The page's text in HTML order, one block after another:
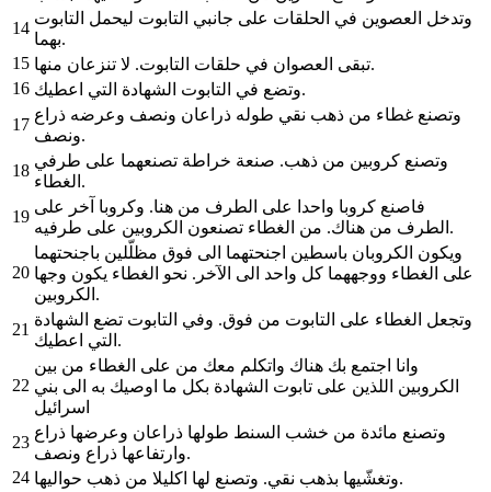
14
وتدخل العصوين في الحلقات على جانبي التابوت ليحمل التابوت
بهما.
15
تبقى العصوان في حلقات التابوت. لا تنزعان منها.
16
وتضع في التابوت الشهادة التي اعطيك.
17
وتصنع غطاء من ذهب نقي طوله ذراعان ونصف وعرضه ذراع
ونصف.
18
وتصنع كروبين من ذهب. صنعة خراطة تصنعهما على طرفي
الغطاء.
19
فاصنع كروبا واحدا على الطرف من هنا. وكروبا آخر على
الطرف من هناك. من الغطاء تصنعون الكروبين على طرفيه.
20
ويكون الكروبان باسطين اجنحتهما الى فوق مظلّلين باجنحتهما
على الغطاء ووجههما كل واحد الى الآخر. نحو الغطاء يكون وجها
الكروبين.
21
وتجعل الغطاء على التابوت من فوق. وفي التابوت تضع الشهادة
التي اعطيك.
22
وانا اجتمع بك هناك واتكلم معك من على الغطاء من بين
الكروبين اللذين على تابوت الشهادة بكل ما اوصيك به الى بني
اسرائيل
23
وتصنع مائدة من خشب السنط طولها ذراعان وعرضها ذراع
وارتفاعها ذراع ونصف.
24
وتغشّيها بذهب نقي. وتصنع لها اكليلا من ذهب حواليها.